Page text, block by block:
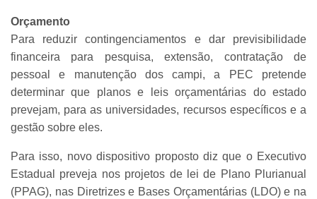
Orçamento
Para reduzir contingenciamentos e dar previsibilidade
financeira para pesquisa, extensão, contratação de
pessoal e manutenção dos campi, a PEC pretende
determinar que planos e leis orçamentárias do estado
prevejam, para as universidades, recursos específicos e a
gestão sobre eles.
Para isso, novo dispositivo proposto diz que o Executivo
Estadual preveja nos projetos de lei de Plano Plurianual
(PPAG), nas Diretrizes e Bases Orçamentárias (LDO) e na